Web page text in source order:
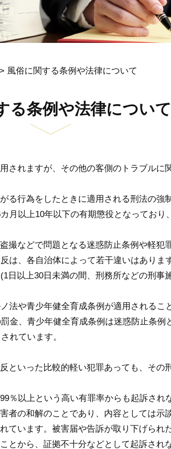
> 風俗に関する条例や法律について
る条例や法律について
されますが、その他の客側のトラブルに
る行為をしたときに適用される刑法の強
月以上10年以下の有期懲役となっており
撮などで問題となる迷惑防止条例や軽犯
は、各自治体によって若干違いはありま
日以上30日未満の間、刑務所などの刑事
法や青少年健全育成条例が適用されるこ
金、青少年健全育成条例は迷惑防止条例
れています。
といった比較的軽い犯罪あっても、その
％以上という高い有罪率からも起訴され
者の和解のことであり、内容としては示
ています。被害届や告訴が取り下げられ
とから、証拠不十分などとして起訴され